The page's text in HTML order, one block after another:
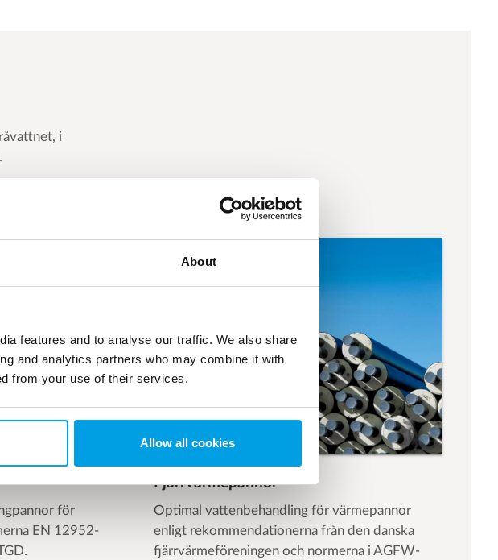
About
features and to analyse our traffic. We also share
and analytics partners who may combine it with
from your use of their services.
Allow all cookies
i
för
EN 12952-
Fjärrvärmepannor
Optimal vattenbehandling för värmepannor
enligt rekommendationerna från den danska
fjärrvärmeföreningen och normerna i AGFW-